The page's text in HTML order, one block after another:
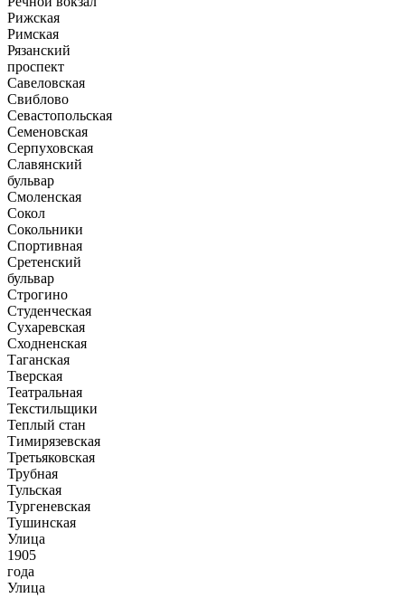
Рижская
Римская
Рязанский
проспект
Савеловская
Свиблово
Севастопольская
Семеновская
Серпуховская
Славянский
бульвар
Смоленская
Сокол
Сокольники
Спортивная
Сретенский
бульвар
Строгино
Студенческая
Сухаревская
Сходненская
Таганская
Тверская
Театральная
Текстильщики
Теплый стан
Тимирязевская
Третьяковская
Трубная
Тульская
Тургеневская
Тушинская
Улица
1905
года
Улица